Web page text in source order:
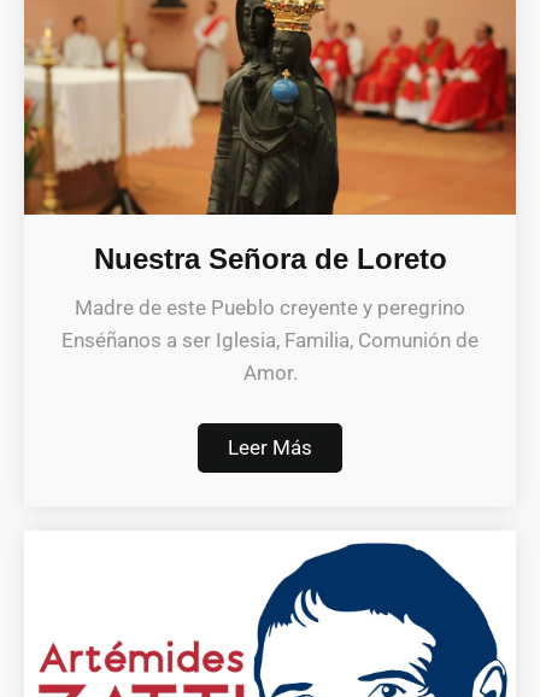
Nuestra Señora de Loreto
Madre de este Pueblo creyente y peregrino
Enséñanos a ser Iglesia, Familia, Comunión de
Amor.
Leer Más